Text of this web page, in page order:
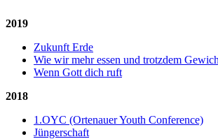
2019
Zukunft Erde
Wie wir mehr essen und trotzdem
Wenn Gott dich ruft
2018
1.OYC (Ortenauer Youth Conference)
Jüngerschaft